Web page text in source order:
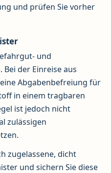
und prüfen Sie vorher
und
der Einreise aus
Abgabenbefreiung für
in einem tragbaren
ist jedoch nicht
zulässigen
zugelassene, dicht
und sichern Sie diese